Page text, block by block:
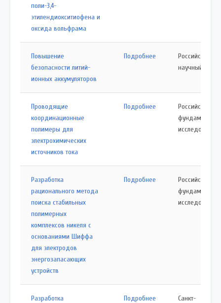
поли-3,4-
этилендиокситиофена и
оксида вольфрама
Повышение
безопасности литий-
ионных аккумуляторов
Подробнее
Российский
научный фонд
Проводящие
координационные
полимеры для
электрохимических
источников тока
Подробнее
Российский
исследований
Разработка
рационального метода
поиска стабильных
полимерных
комплексов никеля с
основаниями Шиффа
для электродов
энергозапасающих
устройств
Подробнее
Российский
исследований
Разработка
Подробнее
Санкт-